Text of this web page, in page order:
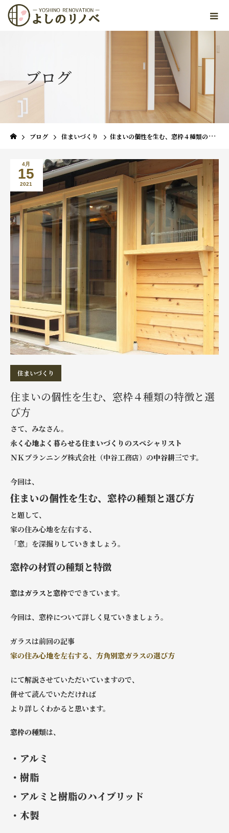
ブログ
ブログ 住まいづくり 住まいの個性を生む、窓枠４種類の特徴と選び方
4月
15
2021
住まいづくり
住まいの個性を生む、窓枠４種類の特徴と選
び方
さて、みなさん。
永く心地よく暮らせる住まいづくりのスペシャリスト
ＮＫプランニング株式会社（中谷工務店） の中谷耕三です。
今回は、
住まいの個性を生む、窓枠の種類と選び方
と題して、
家の住み心地を左右する、
「窓」を深掘りしていきましょう。
窓枠の材質の種類と特徴
窓はガラスと窓枠でできています。
今回は、窓枠について詳しく見ていきましょう。
ガラスは前回の記事
家の住み心地を左右する、方角別窓ガラスの選び方
にて解説させていただいていますので、
併せて読んでいただければ
より詳しくわかると思います。
窓枠の種類は、
・アルミ
・樹脂
・アルミと樹脂のハイブリッド
・木製